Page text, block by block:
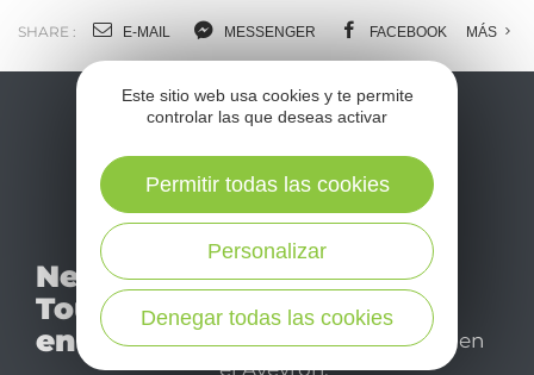
SHARE : E-MAIL MESSENGER FACEBOOK MÁS
Newsletter
Tourismo
en Aveyron
No se pierda nuestro
mensual newsletter y
déjese inspirar para
disfrutar de su estancia en
el Aveyron.
Este sitio web usa cookies y te permite
controlar las que deseas activar
Denegar todas las cookies
Personalizar
Permitir todas las cookies